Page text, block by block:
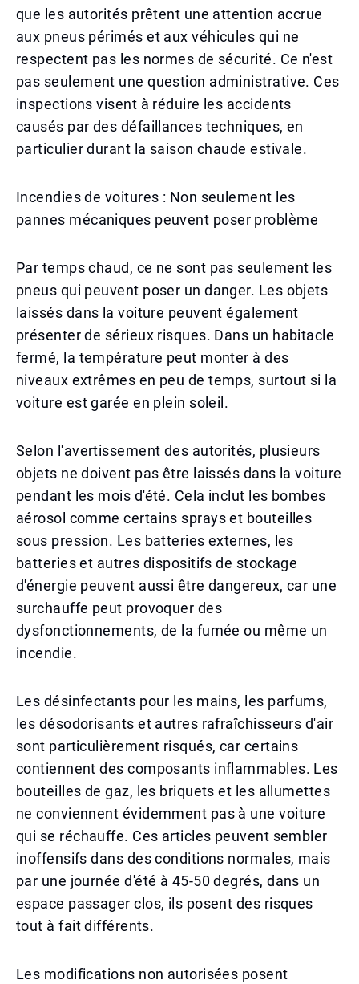
que les autorités prêtent une attention accrue
aux pneus périmés et aux véhicules qui ne
respectent pas les normes de sécurité. Ce n'est
pas seulement une question administrative. Ces
inspections visent à réduire les accidents
causés par des défaillances techniques, en
particulier durant la saison chaude estivale.
Incendies de voitures : Non seulement les
pannes mécaniques peuvent poser problème
Par temps chaud, ce ne sont pas seulement les
pneus qui peuvent poser un danger. Les objets
laissés dans la voiture peuvent également
présenter de sérieux risques. Dans un habitacle
fermé, la température peut monter à des
niveaux extrêmes en peu de temps, surtout si la
voiture est garée en plein soleil.
Selon l'avertissement des autorités, plusieurs
objets ne doivent pas être laissés dans la voiture
pendant les mois d'été. Cela inclut les bombes
aérosol comme certains sprays et bouteilles
sous pression. Les batteries externes, les
batteries et autres dispositifs de stockage
d'énergie peuvent aussi être dangereux, car une
surchauffe peut provoquer des
dysfonctionnements, de la fumée ou même un
incendie.
Les désinfectants pour les mains, les parfums,
les désodorisants et autres rafraîchisseurs d'air
sont particulièrement risqués, car certains
contiennent des composants inflammables. Les
bouteilles de gaz, les briquets et les allumettes
ne conviennent évidemment pas à une voiture
qui se réchauffe. Ces articles peuvent sembler
inoffensifs dans des conditions normales, mais
par une journée d'été à 45-50 degrés, dans un
espace passager clos, ils posent des risques
tout à fait différents.
Les modifications non autorisées posent